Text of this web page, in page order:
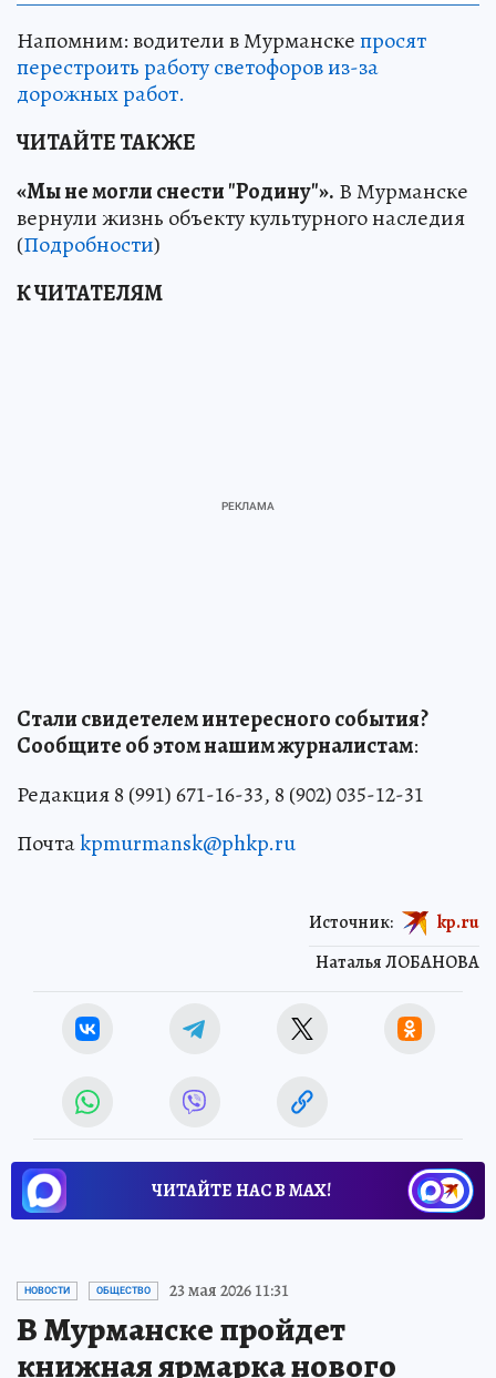
Напомним: водители в Мурманскепросят
перестроить работу светофоров из-за
дорожных работ.
ЧИТАЙТЕ ТАКЖЕ
«Мы не могли снести "Родину"». В Мурманске
вернули жизнь объекту культурного наследия
(Подробности)
К ЧИТАТЕЛЯМ
Стали свидетелем интересного события?
Сообщите об этом нашим журналистам:
Редакция 8 (991) 671-16-33, 8 (902) 035-12-31
Почтаkpmurmansk@phkp.ru
Наталья ЛОБАНОВА
Источник: kp.ru
ЧИТАЙТЕ НАС В МАХ!
НОВОСТИ ОБЩЕСТВО 23 мая 2026 11:31
В Мурманске пройдет
книжная ярмарка нового